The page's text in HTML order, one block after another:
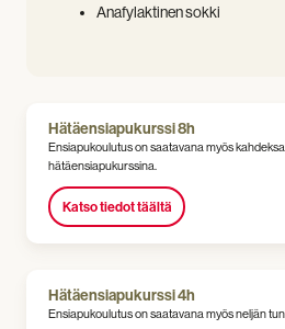
Anafylaktinen sokki
Hätäensiapukurssi 8h
Ensiapukoulutus on saatavana myös
hätäensiapukurssina.
Katso tiedot täältä
Hätäensiapukurssi 4h
Ensiapukoulutus on saatavana myös neljän